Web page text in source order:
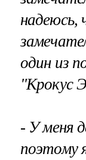
надеюсь,
один из
"Крокус
- У меня
поэтому